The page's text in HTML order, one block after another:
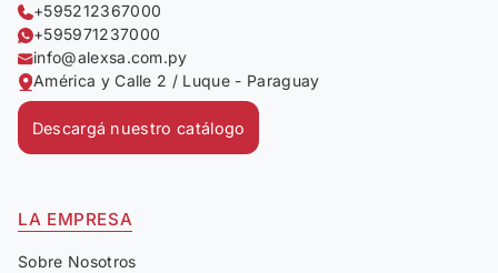
+595212367000
+595971237000
info@alexsa.com.py
América y Calle 2 / Luque - Paraguay
Descargá nuestro catálogo
LA EMPRESA
Sobre Nosotros